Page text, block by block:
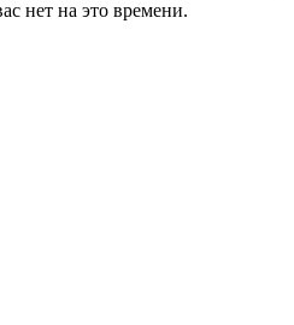
нет на это времени.